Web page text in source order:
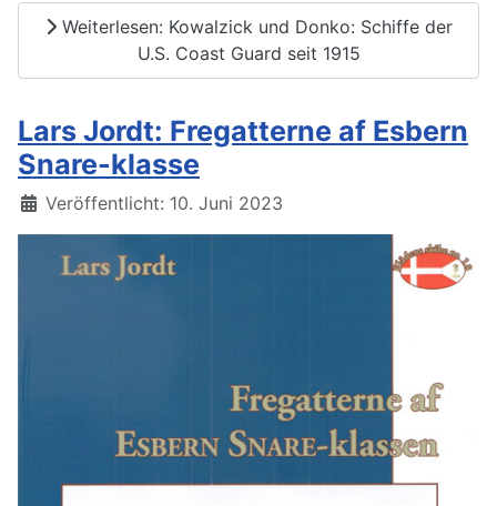
Weiterlesen: Kowalzick und Donko: Schiffe der
U.S. Coast Guard seit 1915
Lars Jordt: Fregatterne af Esbern
Snare-klasse
Details
Veröffentlicht: 10. Juni 2023